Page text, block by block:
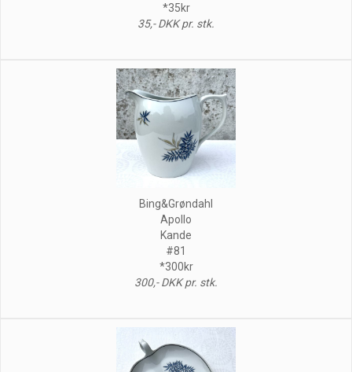
*35kr
35,- DKK pr. stk.
Bing&Grøndahl
Apollo
Kande
#81
*300kr
300,- DKK pr. stk.